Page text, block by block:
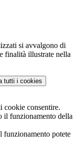
si avvalgono di
finalità illustrate nella
tutti i cookies
cookie consentire.
il funzionamento della
funzionamento potete